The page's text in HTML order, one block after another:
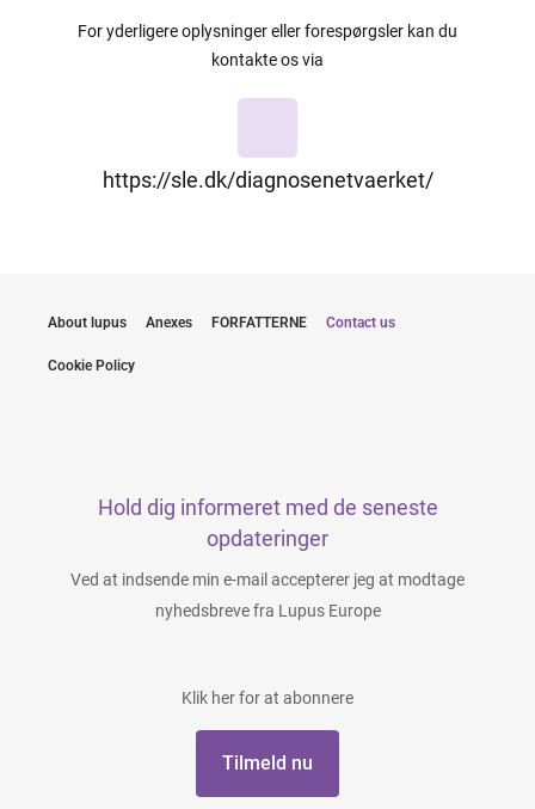
For yderligere oplysninger eller forespørgsler kan du
kontakte os via
https://sle.dk/diagnosenetvaerket/
About lupus Anexes FORFATTERNE Contact us
Cookie Policy
Hold dig informeret med de seneste
opdateringer
Ved at indsende min e-mail accepterer jeg at modtage
nyhedsbreve fra Lupus Europe
Klik her for at abonnere
Tilmeld nu